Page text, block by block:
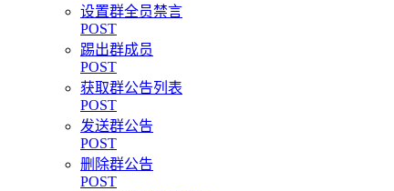
设置群全员禁言
POST
踢出群成员
POST
获取群公告列表
POST
发送群公告
POST
删除群公告
POST